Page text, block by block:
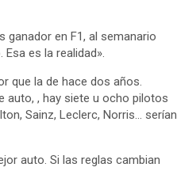
ganador en F1, al semanario
es la realidad».
que la de hace dos años.
auto, , hay siete u ocho pilotos
Sainz, Leclerc, Norris… serían
auto. Si las reglas cambian